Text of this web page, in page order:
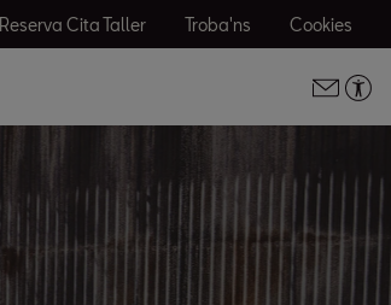
Reserva Cita Taller Troba'ns Cookies